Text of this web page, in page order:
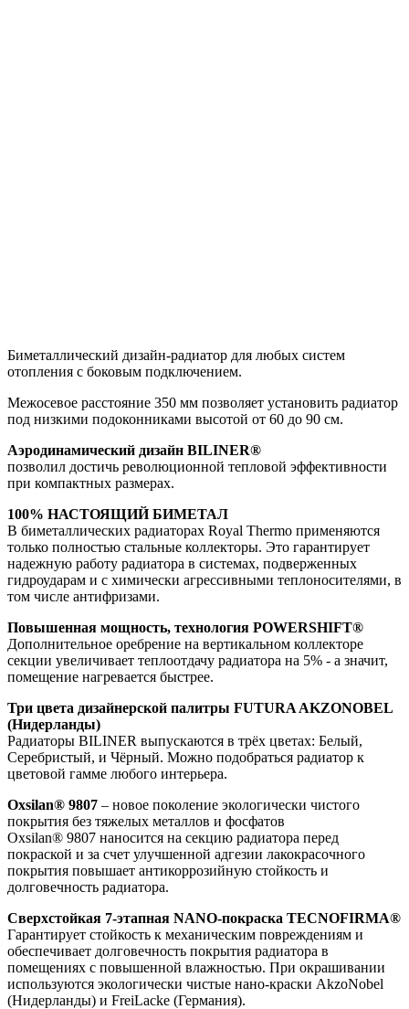
Биметаллический дизайн-радиатор для любых систем
отопления с боковым подключением.
Межосевое расстояние 350 мм позволяет установить радиатор
под низкими подоконниками высотой от 60 до 90 см.
Аэродинамический дизайн BILINER®
позволил достичь революционной тепловой эффективности
при компактных размерах.
100% НАСТОЯЩИЙ БИМЕТАЛ
В биметаллических радиаторах Royal Thermo применяются
только полностью стальные коллекторы. Это гарантирует
надежную работу радиатора в системах, подверженных
гидроударам и с химически агрессивными теплоносителями, в
том числе антифризами.
Повышенная мощность, технология POWERSHIFT®
Дополнительное оребрение на вертикальном коллекторе
секции увеличивает теплоотдачу радиатора на 5% - а значит,
помещение нагревается быстрее.
Три цвета дизайнерской палитры FUTURA AKZONOBEL
(Нидерланды)
Радиаторы BILINER выпускаются в трёх цветах: Белый,
Серебристый, и Чёрный. Можно подобраться радиатор к
цветовой гамме любого интерьера.
Oxsilan® 9807 – новое поколение экологически чистого
покрытия без тяжелых металлов и фосфатов
Oxsilan® 9807 наносится на секцию радиатора перед
покраской и за счет улучшенной адгезии лакокрасочного
покрытия повышает антикоррозийную стойкость и
долговечность радиатора.
Сверхстойкая 7-этапная NANO-покраска TECNOFIRMA®
Гарантирует стойкость к механическим повреждениям и
обеспечивает долговечность покрытия радиатора в
помещениях с повышенной влажностью. При окрашивании
используются экологически чистые нано-краски AkzoNobel
(Нидерланды) и FreiLacke (Германия).